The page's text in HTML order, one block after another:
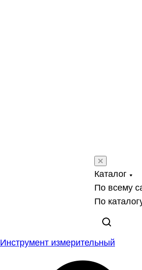
Каталог
По всему
По
Инструмент измерительный